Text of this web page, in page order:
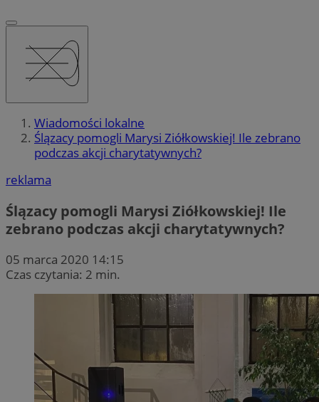
Wiadomości lokalne
Ślązacy pomogli Marysi Ziółkowskiej! Ile zebrano
podczas akcji charytatywnych?
reklama
Ślązacy pomogli Marysi Ziółkowskiej! Ile
zebrano podczas akcji charytatywnych?
05 marca 2020 14:15
Czas czytania: 2 min.